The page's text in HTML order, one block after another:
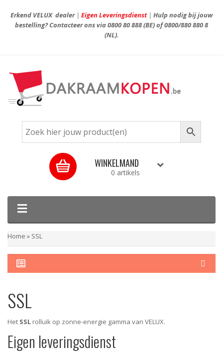
Erkend VELUX dealer| Eigen Leveringsdienst| Hulp nodig bij jouw
bestelling? Contacteer ons via0800 80 888(BE) of0800/880 880 8
(NL).
WINKELMAND
0 artikels
Home » SSL
SSL
Het SSL rolluik op zonne-energie gamma van VELUX.
Eigen leveringsdienst